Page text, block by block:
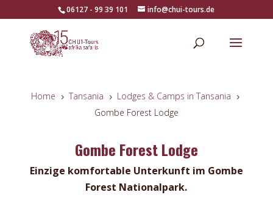
06127 - 99 39 101 info@chui-tours.de
Home 5 Tansania 5 Lodges & Camps in Tansania 5
Gombe Forest Lodge
Gombe Forest Lodge
Einzige komfortable Unterkunft im Gombe
Forest Nationalpark.